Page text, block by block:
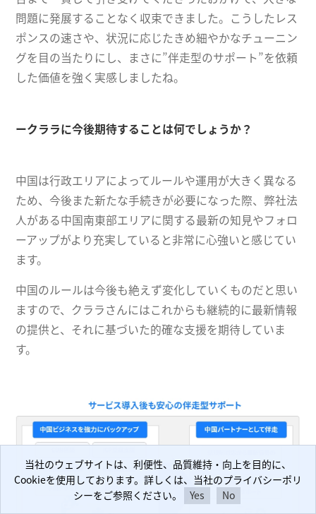
問題に発展することなく収束できました。こうしたレス
ポンスの速さや、状況に応じたきめ細やかなチューニン
グを目の当たりにし、まさに”伴走型のサポート”を依頼
した価値を強く実感しましたね。
ークララに今後期待することは何でしょうか？
中国は行政エリアによってルールや運用が大きく異なる
ため、今後また新たな手続きが必要になった際、弊社法
人がある中国南東部エリアに関する最新の知見やフォロ
ーアップがより充実していると非常に心強いと感じてい
ます。
中国のルールは今後も絶えず変化していくものだと思い
ますので、クララさんにはこれからも継続的に最新情報
の提供と、それに基づいた的確な支援を期待していま
す。
当社のウェブサイトは、利便性、品質維持・向上を目的に、
Cookieを使用しております。詳しくは、当社のプライバシーポリ
シーをご参照ください。
Yes No
当社のウェブサイトは、利便性、品質維持・向上を目的に、
Cookieを使用しております。詳しくは、当社のプライバシーポリ
シーをご参照ください。
Yes No